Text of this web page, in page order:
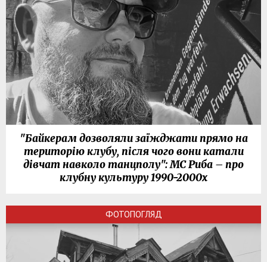
"Байкерам дозволяли заїжджати прямо на
територію клубу, після чого вони катали
дівчат навколо танцполу": МС Риба – про
клубну культуру 1990-2000х
ФОТОПОГЛЯД